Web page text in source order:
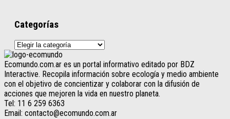
Categorías
Categorías
Ecomundo.com.ar es un portal informativo editado por BDZ
Interactive. Recopila información sobre ecología y medio ambiente
con el objetivo de concientizar y colaborar con la difusión de
acciones que mejoren la vida en nuestro planeta.
Tel: 11 6 259 6363
Email: contacto@ecomundo.com.ar